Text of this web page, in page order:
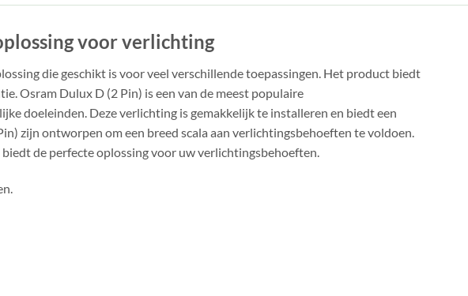
voor verlichting
die geschikt is voor veel verschillende toepassingen. Het product biedt
Osram Dulux D (2 Pin) is een van de meest populaire
doeleinden. Deze verlichting is gemakkelijk te installeren en biedt een
zijn ontworpen om een breed scala aan verlichtingsbehoeften te voldoen.
de perfecte oplossing voor uw verlichtingsbehoeften.